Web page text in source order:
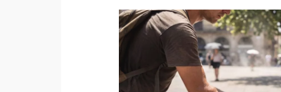
Seit 1995 setzt sich die Stadt in
dabei starke Unterstützung aus
Erarbeitung eines ersten
die Arbeit der Stadt auch in
der Fridays-for-Future-